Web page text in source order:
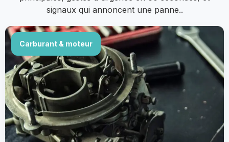
signaux qui annoncent une panne..
Carburant & moteur